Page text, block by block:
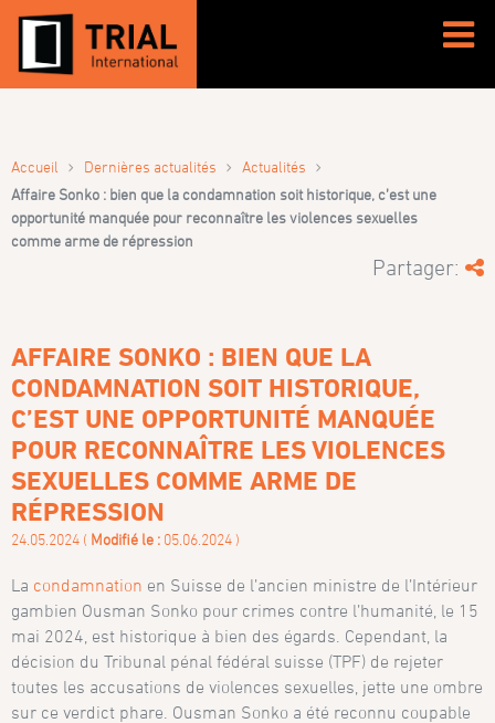
Accueil › Dernières actualités › Actualités ›
Affaire Sonko : bien que la condamnation soit historique, c’est une
opportunité manquée pour reconnaître les violences sexuelles
comme arme de répression
Partager:
AFFAIRE SONKO : BIEN QUE LA
CONDAMNATION SOIT HISTORIQUE,
C’EST UNE OPPORTUNITÉ MANQUÉE
POUR RECONNAÎTRE LES VIOLENCES
SEXUELLES COMME ARME DE
RÉPRESSION
24.05.2024 ( Modifié le : 05.06.2024 )
La condamnation en Suisse de l’ancien ministre de l’Intérieur
gambien Ousman Sonko pour crimes contre l’humanité, le 15
mai 2024, est historique à bien des égards. Cependant, la
décision du Tribunal pénal fédéral suisse (TPF) de rejeter
toutes les accusations de violences sexuelles, jette une ombre
sur ce verdict phare. Ousman Sonko a été reconnu coupable